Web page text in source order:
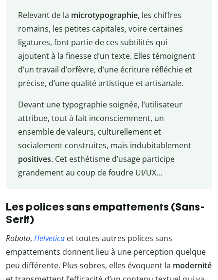
Relevant de la microtypographie, les chiffres
romains, les petites capitales, voire certaines
ligatures, font partie de ces subtilités qui
ajoutent à la finesse d’un texte. Elles témoignent
d’un travail d’orfèvre, d’une écriture réfléchie et
précise, d’une qualité artistique et artisanale.
Devant une typographie soignée, l’utilisateur
attribue, tout à fait inconsciemment, un
ensemble de valeurs, culturellement et
socialement construites, mais indubitablement
positives. Cet esthétisme d’usage participe
grandement au coup de foudre UI/UX…
Les polices sans empattements (Sans-
Serif)
Roboto, Helvetica et toutes autres polices sans
empattements donnent lieu à une perception quelque
peu différente. Plus sobres, elles évoquent la modernité